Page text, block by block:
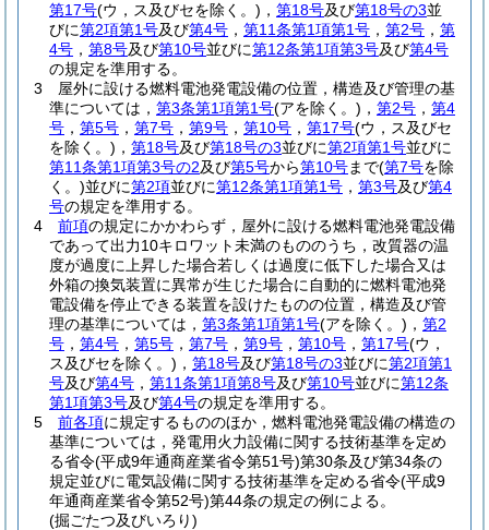
第17号(ウ，ス及びセを除く。) ， 第18号及び第18号の3並
びに第2項第1号及び第4号 ， 第11条第1項第1号 ， 第2号 ， 第
4号 ， 第8号及び第10号並びに第12条第1項第3号及び第4号
の規定を準用する。
3
屋外に設ける燃料電池発電設備の位置，構造及び管理の基
準については， 第3条第1項第1号(アを除く。) ， 第2号 ， 第4
号 ， 第5号 ， 第7号 ， 第9号 ， 第10号 ， 第17号(ウ，ス及びセ
を除く。) ， 第18号及び第18号の3並びに第2項第1号並びに
第11条第1項第3号の2及び第5号から第10号まで(第7号を除
く。)並びに第2項並びに第12条第1項第1号 ， 第3号及び第4
号の規定を準用する。
4
前項の規定にかかわらず，屋外に設ける燃料電池発電設備
であって出力10キロワット未満のもののうち，改質器の温
度が過度に上昇した場合若しくは過度に低下した場合又は
外箱の換気装置に異常が生じた場合に自動的に燃料電池発
電設備を停止できる装置を設けたものの位置，構造及び管
理の基準については， 第3条第1項第1号(アを除く。) ， 第2
号 ， 第4号 ， 第5号 ， 第7号 ， 第9号 ， 第10号 ， 第17号(ウ，
ス及びセを除く。) ， 第18号及び第18号の3並びに第2項第1
号及び第4号 ， 第11条第1項第8号及び第10号並びに第12条
第1項第3号及び第4号の規定を準用する。
5
前各項に規定するもののほか，燃料電池発電設備の構造の
基準については，発電用火力設備に関する技術基準を定め
る省令(平成9年通商産業省令第51号)第30条及び第34条の
規定並びに電気設備に関する技術基準を定める省令(平成9
年通商産業省令第52号)第44条の規定の例による。
(掘ごたつ及びいろり)